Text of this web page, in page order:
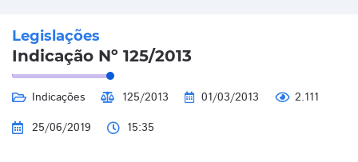
Legislações
Indicação Nº 125/2013
Indicações 125/2013 01/03/2013
2.111
25/06/2019
15:35